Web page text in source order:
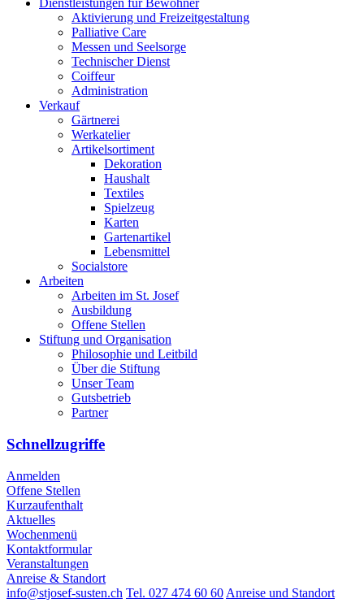
Dienstleistungen für Bewohner
Aktivierung und Freizeitgestaltung
Palliative Care
Messen und Seelsorge
Technischer Dienst
Coiffeur
Administration
Verkauf
Gärtnerei
Werkatelier
Artikelsortiment
Dekoration
Haushalt
Textiles
Spielzeug
Karten
Gartenartikel
Lebensmittel
Socialstore
Arbeiten
Arbeiten im St. Josef
Ausbildung
Offene Stellen
Stiftung und Organisation
Philosophie und Leitbild
Über die Stiftung
Unser Team
Gutsbetrieb
Partner
Schnellzugriffe
Anmelden
Offene Stellen
Kurzaufenthalt
Aktuelles
Wochenmenü
Kontaktformular
Veranstaltungen
Anreise & Standort
info@stjosef-susten.ch Tel. 027 474 60 60 Anreise und Standort